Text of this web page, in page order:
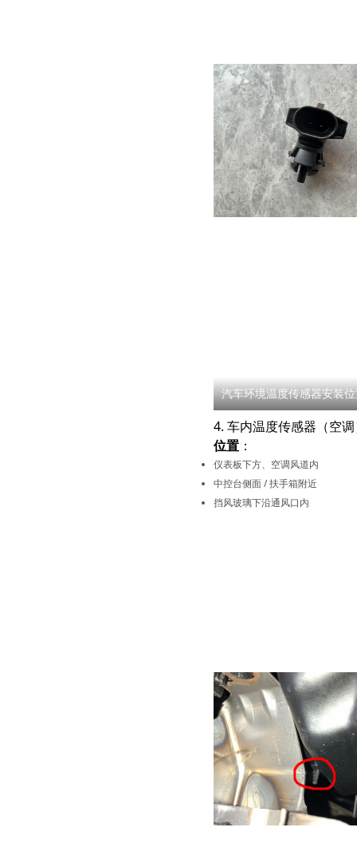
汽车环境温度传感器安装
4. 车内温度传感器（空
位置 ：
仪表板下方、空调风道内
中控台侧面 / 扶手箱附近
挡风玻璃下沿通风口内